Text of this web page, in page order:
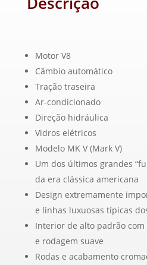
Motor V8
Câmbio automático
Tração traseira
Ar-condicionado
Direção hidráulica
Vidros elétricos
Modelo MK V (Mark V)
Um dos últimos grandes
da era clássica americana
Design extremamente
e linhas luxuosas típicas
Interior de alto padrão
e rodagem suave
Rodas e acabamento